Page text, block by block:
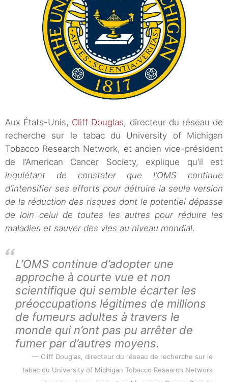
Aux États-Unis, Cliff Douglas, directeur du réseau de
recherche sur le tabac du University of Michigan
Tobacco Research Network, et ancien vice-président
de l’American Cancer Society, explique qu’il est
inquiétant de constater que l’OMS continue
d’intensifier ses efforts pour détruire la seule version
de la réduction des risques dont le potentiel dépasse
de loin celui de toutes les autres pour réduire les
maladies et sauver des vies au niveau mondial.
L’OMS continue d’adopter une
approche à courte vue et non
scientifique qui semble écarter les
préoccupations légitimes de millions
de fumeurs adultes à travers le
monde qui n’ont pas pu arrêter de
fumer par d’autres moyens.
Cliff Douglas, directeur du réseau de recherche sur le
tabac du University of Michigan Tobacco Research Network